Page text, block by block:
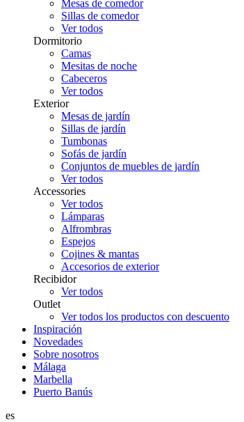
Mesas de comedor
Sillas de comedor
Ver todos
Dormitorio
Camas
Mesitas de noche
Cabeceros
Ver todos
Exterior
Mesas de jardín
Sillas de jardín
Tumbonas
Sofás de jardín
Conjuntos de muebles de jardín
Ver todos
Accessories
Ver todos
Lámparas
Alfrombras
Espejos
Cojines & mantas
Accesorios de exterior
Recibidor
Ver todos
Outlet
Ver todos los productos con descuento
Inspiración
Novedades
Sobre nosotros
Málaga
Marbella
Puerto Banús
es